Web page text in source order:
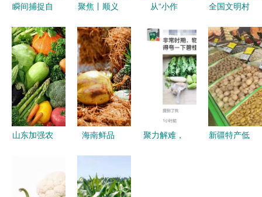
瞬间捕捉自
农产品新鲜
蔬菜货架摄
影图鉴赏
聚焦丨顺义
市，集体干
了这档事
让农产品从
田间直达餐
桌
从“小作
业” 重庆食
用菌跻身第
五大农产品
的启示
全国文明村
文明乡风滋
养美丽乡
村，绽放特
色农产品新
光彩
山东加强农
海南鲜品
线上与海外
聚力解难，
新疆特产低